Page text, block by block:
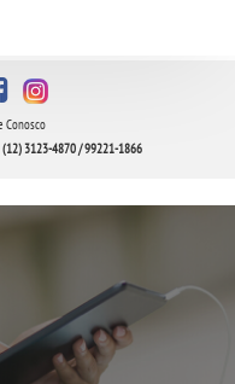
Conosco
(12) 3123-4870 / 99221-1866